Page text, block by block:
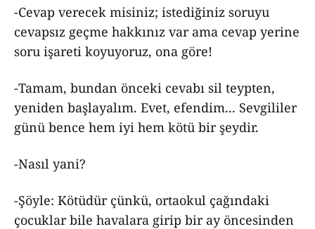
-Cevap verecek misiniz; istediğiniz soruyu
cevapsız geçme hakkınız var ama cevap yerine
soru işareti koyuyoruz, ona göre!
-Tamam, bundan önceki cevabı sil teypten,
yeniden başlayalım. Evet, efendim... Sevgililer
günü bence hem iyi hem kötü bir şeydir.
-Nasıl yani?
-Şöyle: Kötüdür çünkü, ortaokul çağındaki
çocuklar bile havalara girip bir ay öncesinden